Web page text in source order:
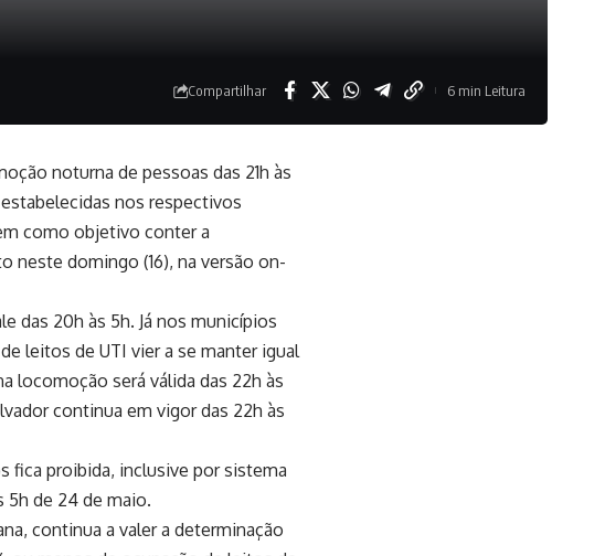
Compartilhar 6 min Leitura
noturna de pessoas das 21h às
nos respectivos
como objetivo conter a
neste domingo (16), na versão on-
das 20h às 5h. Já nos municípios
leitos de UTI vier a se manter igual
locomoção será válida das 22h às
continua em vigor das 22h às
fica proibida, inclusive por sistema
5h de 24 de maio.
continua a valer a determinação